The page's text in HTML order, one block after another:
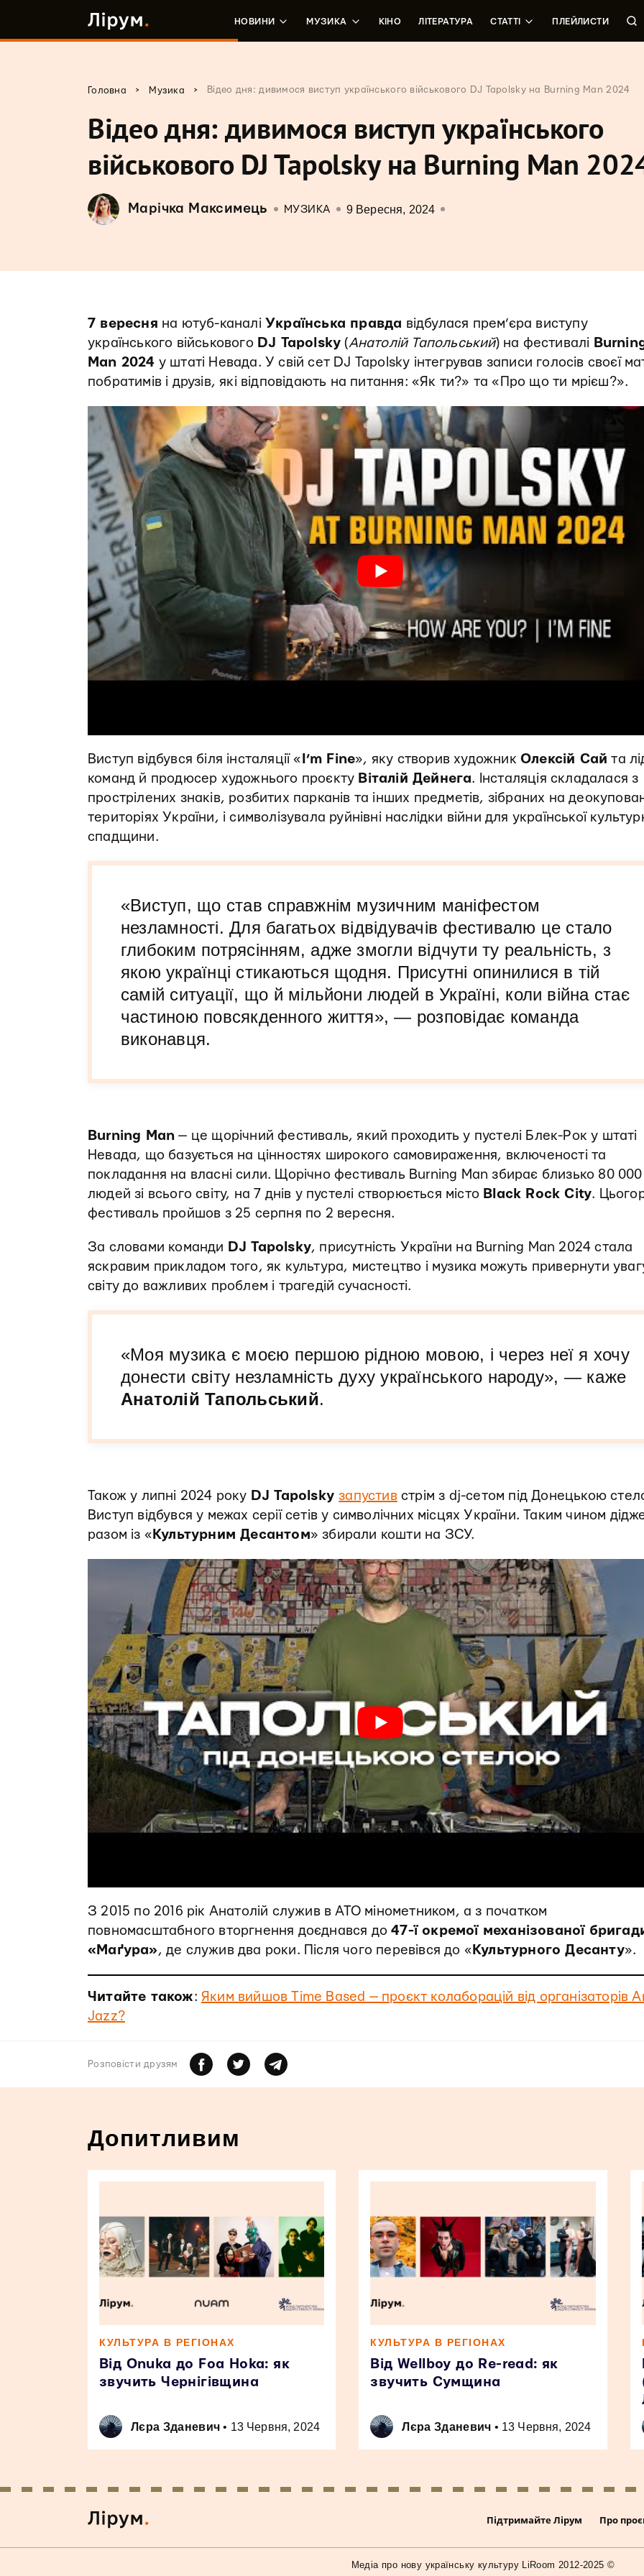
НОВИНИ МУЗИКА КІНО ЛІТЕРАТУРА СТАТТІ ПЛЕЙЛИСТИ
Головна > Музика > Відео дня: дивимося виступ українського військового DJ Tapolsky на Burning Man 2024
Відео дня: дивимося виступ українського
військового DJ Tapolsky на Burning Man
Марічка Максимець МУЗИКА 9 Вересня, 2024
7 вересня на ютуб-каналі Українська правда відбулася прем’єра виступу
українського військового DJ Tapolsky (Анатолій Тапольський) на фестивалі
Man 2024 у штаті Невада. У свій сет DJ Tapolsky інтегрував записи голосів своєї
побратимів і друзів, які відповідають на питання: «Як ти?» та «Про що ти мрієш?».
Виступ відбувся біля інсталяції « I’m Fine», яку створив художникОлексій Сай та
команд й продюсер художнього проєкту Віталій Дейнега. Інсталяція складалася з
прострілених знаків, розбитих парканів та інших предметів, зібраних на
територіях України, і символізувала руйнівні наслідки війни для української
спадщини.
«Виступ, що став справжнім музичним маніфестом
незламності. Для багатьох відвідувачів фестивалю це стало
глибоким потрясінням, адже змогли відчути ту реальність, з
якою українці стикаються щодня. Присутні опинилися в тій
самій ситуації, що й мільйони людей в Україні, коли війна стає
частиною повсякденного життя», — розповідає команда
виконавця.
Burning Man — це щорічний фестиваль, який проходить у пустелі Блек-Рок у штаті
Невада, що базується на цінностях широкого самовираження, включеності та
покладання на власні сили. Щорічно фестиваль Burning Man збирає близько 80 000
людей зі всього світу, на 7 днів у пустелі створюється місто Black Rock City.
фестиваль пройшов з 25 серпня по 2 вересня.
За словами команди DJ Tapolsky, присутність України на Burning Man 2024 стала
яскравим прикладом того, як культура, мистецтво і музика можуть привернути
світу до важливих проблем і трагедій сучасності.
«Моя музика є моєю першою рідною мовою, і через неї я хочу
донести світу незламність духу українського народу», — каже
Анатолій Тапольський.
Також у липні 2024 року DJ Tapolsky запустивстрім з dj-сетом під Донецькою
Виступ відбувся у межах серії сетів у символічних місцях України. Таким чином
разом із « Культурним Десантом» збирали кошти на ЗСУ.
З 2015 по 2016 рік Анатолій служив в АТО мінометником, а з початком
повномасштабного вторгнення доєднався до47-ї окремої механізованої
«Маґура», де служив два роки. Після чого перевівся до « Культурного Десанту».
Читайте також:Яким вийшов Time Based — проєкт колаборацій від організаторів
Jazz?
Розповiсти друзям
Допитливим
КУЛЬТУРА В РЕГІОНАХ
Від Onuka до Foa Hoka: як
звучить Чернігівщина
Лєра Зданевич • 13 Червня, 2024
КУЛЬТУРА В РЕГІОНАХ
Від Wellboy до Re-read: як
звучить Сумщина
Лєра Зданевич • 13 Червня, 2024
Підтримайте Лірум Про
Медiа про нову українську культуру LiRoom 2012-2025 ©